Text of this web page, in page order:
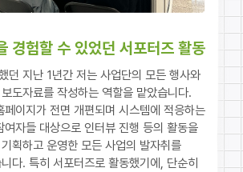
경험할 수 있었던 서포터즈 활동
던 지난 1년간 저는 사업단의 모든 행사와
도자료를 작성하는 역할을 맡았습니다.
페이지가 전면 개편되며 시스템에 적응하는
여자들 대상으로 인터뷰 진행 등의 활동을
획하고 운영한 모든 사업의 발자취를
다. 특히 서포터즈로 활동했기에, 단순히